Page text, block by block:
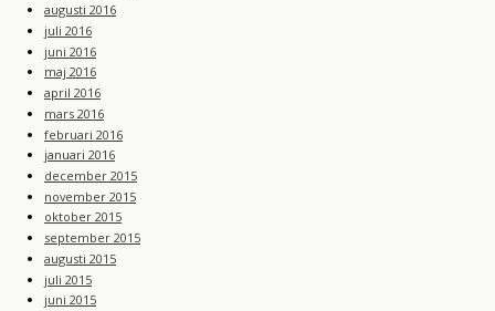
augusti 2016
juli 2016
juni 2016
maj 2016
april 2016
mars 2016
februari 2016
januari 2016
december 2015
november 2015
oktober 2015
september 2015
augusti 2015
juli 2015
juni 2015